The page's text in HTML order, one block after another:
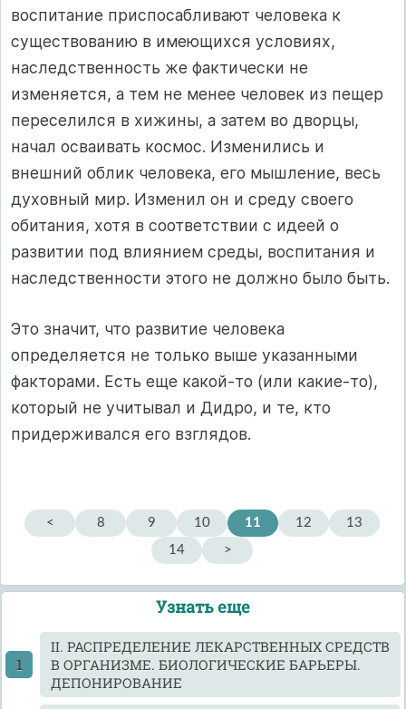
воспитание приспосабливают человека к
существованию в имеющихся условиях,
наследственность же фактически не
изменяется, а тем не менее человек из пещер
переселился в хижины, а затем во дворцы,
начал осваивать космос. Изменились и
внешний облик человека, его мышление, весь
духовный мир. Изменил он и среду своего
обитания, хотя в соответствии с идеей о
развитии под влиянием среды, воспитания и
наследственности этого не должно было быть.
Это значит, что развитие человека
определяется не только выше указанными
факторами. Есть еще какой-то (или какие-то),
который не учитывал и Дидро, и те, кто
придерживался его взглядов.
< 8 9 10 11 12
13
14
>
Узнать еще
II. РАСПРЕДЕЛЕНИЕ ЛЕКАРСТВЕННЫХ СРЕДСТВ
В ОРГАНИЗМЕ. БИОЛОГИЧЕСКИЕ БАРЬЕРЫ.
ДЕПОНИРОВАНИЕ